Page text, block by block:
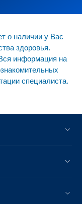
о наличии у Вас
здоровья.
информация на
специалиста.